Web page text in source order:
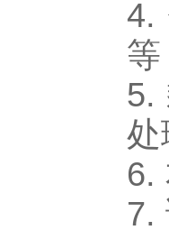
4.
5.
处
6.
7.